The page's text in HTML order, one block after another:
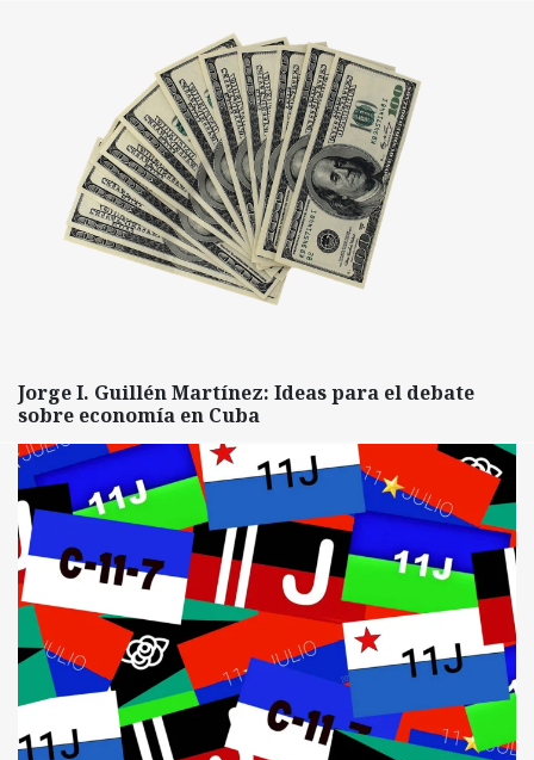
Jorge I. Guillén Martínez: Ideas para el debate
sobre economía en Cuba